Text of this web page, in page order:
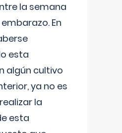
la semana
En
esta
algún cultivo
ya no es
la
esta